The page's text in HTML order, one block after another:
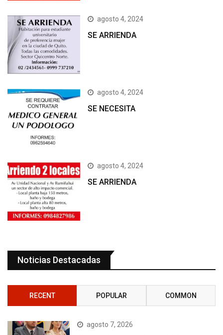
agosto 4, 2024
SE ARRIENDA
agosto 4, 2024
SE NECESITA
agosto 4, 2024
SE ARRIENDA
Noticias Destacadas
RECENT POPULAR COMMON
agosto 7, 2026